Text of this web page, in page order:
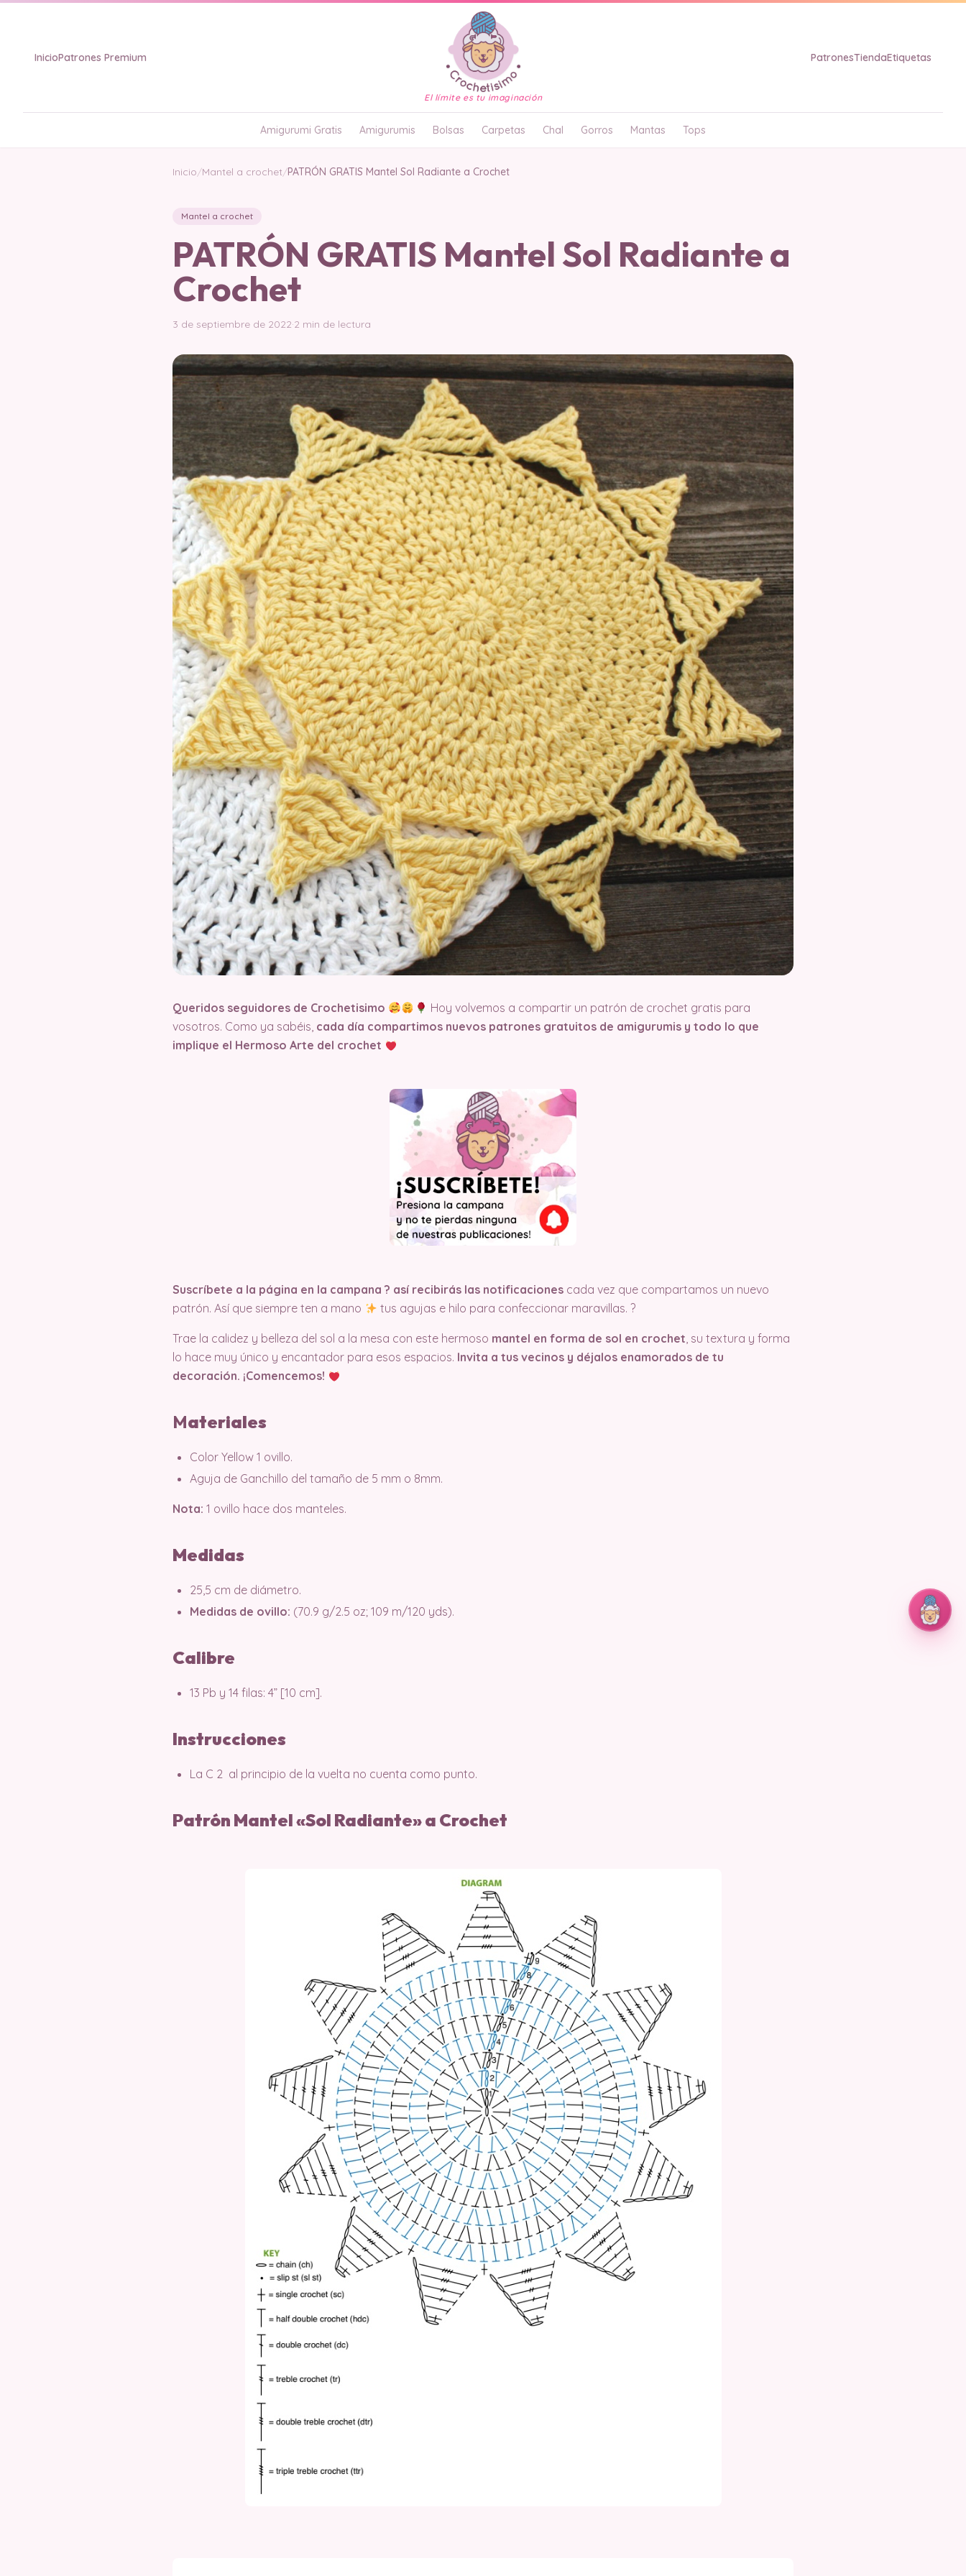
InicioPatrones Premium
El límite es tu imaginación
PatronesTiendaEtiquetas
Amigurumi Gratis Amigurumis Bolsas Carpetas Chal Gorros Mantas Tops
Inicio/Mantel a crochet/PATRÓN GRATIS Mantel Sol Radiante a Crochet
Mantel a crochet
PATRÓN GRATIS Mantel Sol Radiante a
Crochet
3 de septiembre de 2022·2 min de lectura
Queridos seguidores de Crochetisimo
Hoy volvemos a compartir un patrón de crochet gratis para
vosotros. Como ya sabéis, cada día compartimos nuevos patrones gratuitos de amigurumis y todo lo que
implique el Hermoso Arte del crochet
Suscríbete a la página en la campana ?️ así recibirás las notificaciones cada vez que compartamos un nuevo
patrón. Así que siempre ten a mano
tus agujas e hilo para confeccionar maravillas. ?
Trae la calidez y belleza del sol a la mesa con este hermoso mantel en forma de sol en crochet, su textura y forma
lo hace muy único y encantador para esos espacios. Invita a tus vecinos y déjalos enamorados de tu
decoración. ¡Comencemos!
Materiales
Color Yellow 1 ovillo.
Aguja de Ganchillo del tamaño de 5 mm o 8mm.
Nota: 1 ovillo hace dos manteles.
Medidas
25,5 cm de diámetro.
Medidas de ovillo: (70.9 g/2.5 oz; 109 m/120 yds).
Calibre
13 Pb y 14 filas: 4” [10 cm].
Instrucciones
La C 2 al principio de la vuelta no cuenta como punto.
Patrón Mantel «Sol Radiante» a Crochet